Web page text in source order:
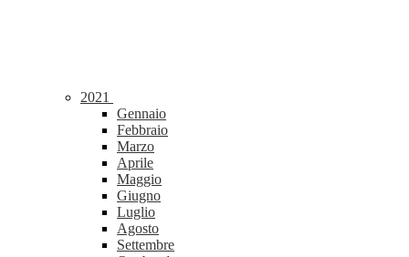
2021
Gennaio
Febbraio
Marzo
Aprile
Maggio
Giugno
Luglio
Agosto
Settembre